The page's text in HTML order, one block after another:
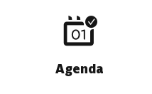
Agenda